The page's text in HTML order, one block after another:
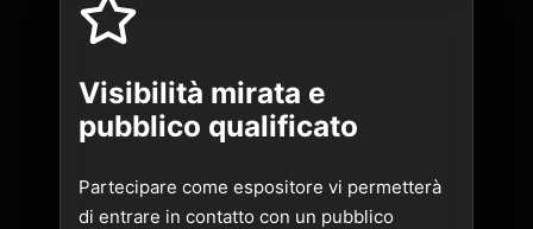
Visibilità mirata e
pubblico qualificato
Partecipare come espositore vi permetterà
di entrare in contatto con un pubblico